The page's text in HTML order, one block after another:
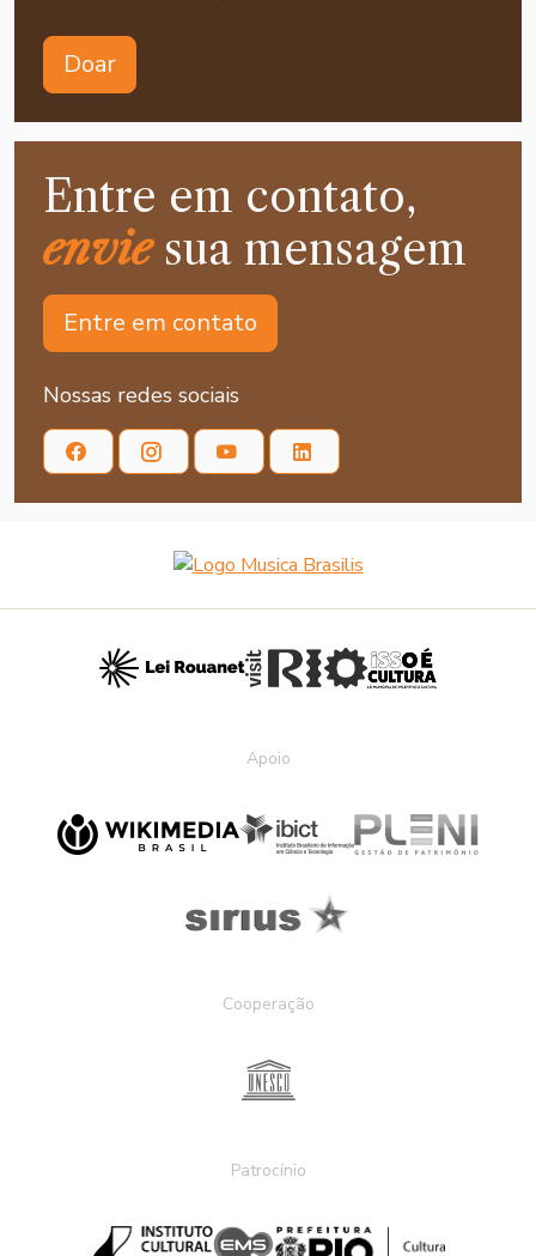
Doar
Entre em contato,
enviesua mensagem
Entre em contato
Nossas redes sociais
Apoio
Cooperação
Patrocínio